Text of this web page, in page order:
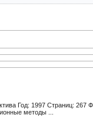
Год: 1997 Страниц: 267
методы ...